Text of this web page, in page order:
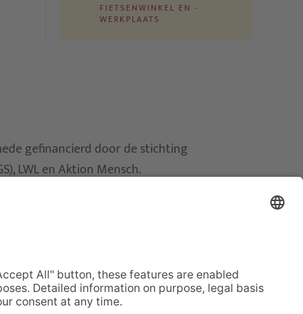
FIETSENWINKEL EN -
WERKPLAATS
gefinancierd door de stichting
LWL en Aktion Mensch.